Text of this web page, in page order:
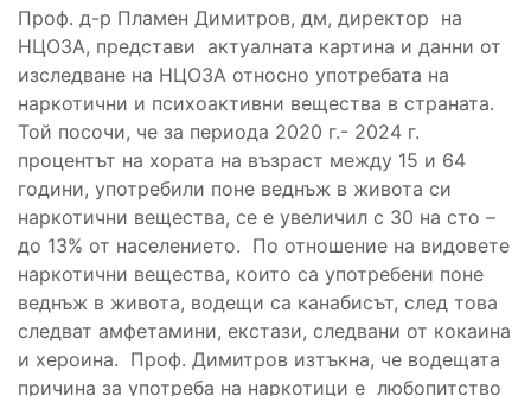
Проф. д-р Пламен Димитров, дм, директор на
НЦОЗА, представи актуалната картина и данни от
изследване на НЦОЗА относно употребата на
наркотични и психоактивни вещества в страната.
Той посочи, че за периода 2020 г.- 2024 г.
процентът на хората на възраст между 15 и 64
години, употребили поне веднъж в живота си
наркотични вещества, се е увеличил с 30 на сто –
до 13% от населението. По отношение на видовете
наркотични вещества, които са употребени поне
веднъж в живота, водещи са канабисът, след това
следват амфетамини, екстази, следвани от кокаина
и хероина. Проф. Димитров изтъкна, че водещата
причина за употреба на наркотици е любопитство